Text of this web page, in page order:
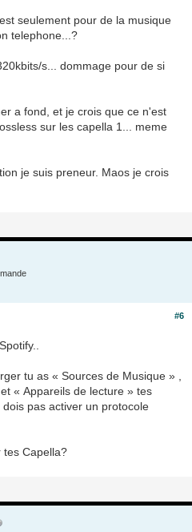
seulement pour de la musique
telephone...?
s... dommage pour de si
a fond, et je crois que ce n'est
sur les capella 1... meme
je suis preneur. Maos je crois
#6
tu as « Sources de Musique » ,
« Appareils de lecture » tes
pas activer un protocole
tes Capella?